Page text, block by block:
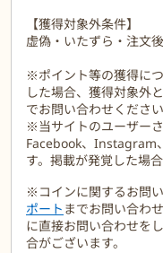
【獲得対象外条件】
虚偽・いたずら・注文
※ポイント等の獲得に
した場合、獲得対象外
でお問い合わせください
※当サイトのユーザー
Facebook、Instagram
す。掲載が発覚した場
※コインに関するお問い
ポート までお問い合わ
に直接お問い合わせを
合がございます。